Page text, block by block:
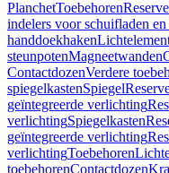
PlanchetToebehoren
indelers voor schuifladen
handdoekhaken
steunpotenMagneetwanden
ContactdozenVerdere
spiegelkastenSpiegel
geïntegreerde verlichting
verlichtingSpiegelkasten
geïntegreerde verlichting
verlichtingToebehoren
toebehorenContactdozen